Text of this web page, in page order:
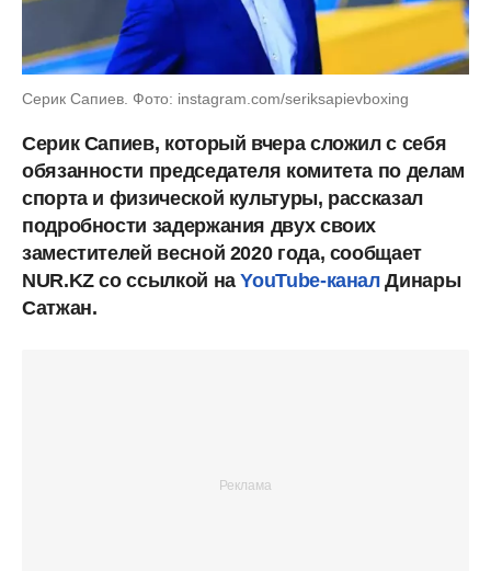
Серик Сапиев. Фото: instagram.com/seriksapievboxing
Серик Сапиев, который вчера сложил с себя
обязанности председателя комитета по делам
спорта и физической культуры, рассказал
подробности задержания двух своих
заместителей весной 2020 года, сообщает
NUR.KZ со ссылкой наYouTube-каналДинары
Сатжан.